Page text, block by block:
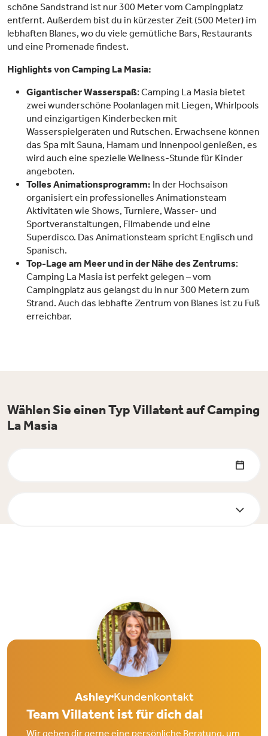
schöne Sandstrand ist nur 300 Meter vom Campingplatz
entfernt. Außerdem bist du in kürzester Zeit (500 Meter) im
lebhaften Blanes, wo du viele gemütliche Bars, Restaurants
und eine Promenade findest.
Highlights von Camping La Masia:
Gigantischer Wasserspaß: Camping La Masia bietet
zwei wunderschöne Poolanlagen mit Liegen, Whirlpools
und einzigartigen Kinderbecken mit
Wasserspielgeräten und Rutschen. Erwachsene können
das Spa mit Sauna, Hamam und Innenpool genießen, es
wird auch eine spezielle Wellness-Stunde für Kinder
angeboten.
Tolles Animationsprogramm: In der Hochsaison
organisiert ein professionelles Animationsteam
Aktivitäten wie Shows, Turniere, Wasser- und
Sportveranstaltungen, Filmabende und eine
Superdisco. Das Animationsteam spricht Englisch und
Spanisch.
Top-Lage am Meer und in der Nähe des Zentrums:
Camping La Masia ist perfekt gelegen – vom
Campingplatz aus gelangst du in nur 300 Metern zum
Strand. Auch das lebhafte Zentrum von Blanes ist zu Fuß
erreichbar.
Wählen Sie einen Typ Villatent auf Camping
La Masia
AshleyKundenkontakt
Team Villatent ist für dich da!
Wir geben dir gerne eine persönliche Beratung, um